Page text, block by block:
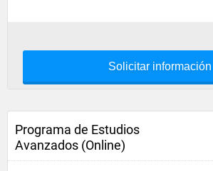
Solicitar información
Programa de Estudios
Avanzados (Online)